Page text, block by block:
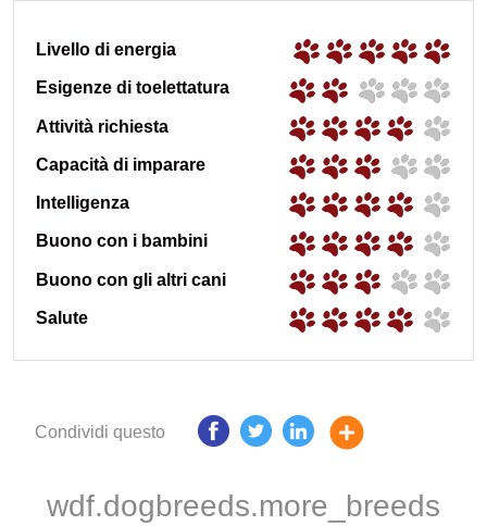
Livello di energia
Esigenze di toelettatura
Attività richiesta
Capacità di imparare
Intelligenza
Buono con i bambini
Buono con gli altri cani
Salute
Condividi questo
wdf.dogbreeds.more_breeds